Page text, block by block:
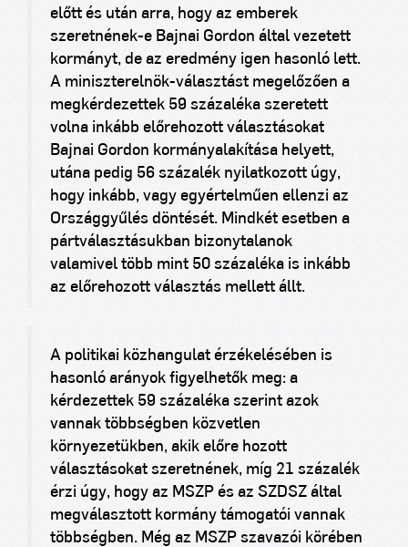
előtt és után arra, hogy az emberek
szeretnének-e Bajnai Gordon által vezetett
kormányt, de az eredmény igen hasonló lett.
A miniszterelnök-választást megelőzően a
megkérdezettek 59 százaléka szeretett
volna inkább előrehozott választásokat
Bajnai Gordon kormányalakítása helyett,
utána pedig 56 százalék nyilatkozott úgy,
hogy inkább, vagy egyértelműen ellenzi az
Országgyűlés döntését. Mindkét esetben a
pártválasztásukban bizonytalanok
valamivel több mint 50 százaléka is inkább
az előrehozott választás mellett állt.
A politikai közhangulat érzékelésében is
hasonló arányok figyelhetők meg: a
kérdezettek 59 százaléka szerint azok
vannak többségben közvetlen
környezetükben, akik előre hozott
választásokat szeretnének, míg 21 százalék
érzi úgy, hogy az MSZP és az SZDSZ által
megválasztott kormány támogatói vannak
többségben. Még az MSZP szavazói körében